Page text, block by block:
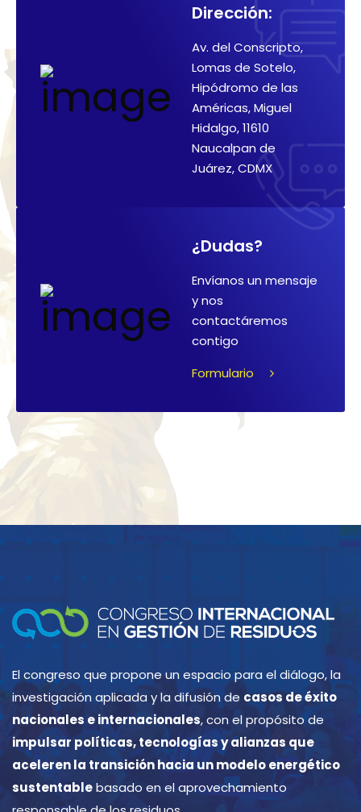
Dirección:
Av. del Conscripto,
Lomas de Sotelo,
Hipódromo de las
Américas, Miguel
Hidalgo, 11610
Naucalpan de
Juárez, CDMX
¿Dudas?
Envíanos un mensaje
y nos
contactáremos
contigo
Formulario
El congreso que propone un espacio para el diálogo, la
investigación aplicada y la difusión de casos de éxito
nacionales e internacionales, con el propósito de
impulsar políticas, tecnologías y alianzas que
aceleren la transición hacia un modelo energético
sustentablebasado en el aprovechamiento